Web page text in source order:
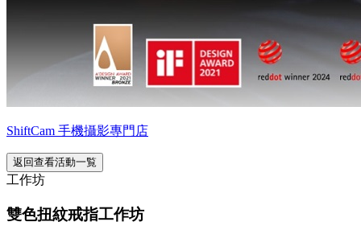
ShiftCam 手機攝影專門店
返回查看活動一覧
工作坊
雙色扭紋戒指工作坊